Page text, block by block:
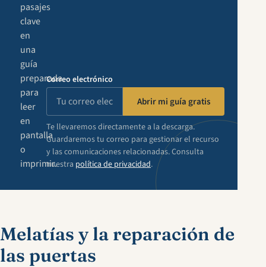
pasajes
clave
en
una
guía
preparada
para
leer
en
pantalla
o
imprimir.
Correo electrónico
Abrir mi guía gratis
Te llevaremos directamente a la descarga.
Guardaremos tu correo para gestionar el recurso
y las comunicaciones relacionadas. Consulta
nuestra política de privacidad.
Melatías y la reparación de
las puertas